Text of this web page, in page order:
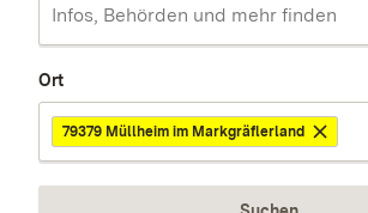
Ort
79379 Müllheim im Markgräflerland